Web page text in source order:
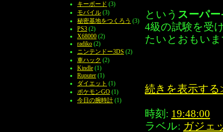
という スーパ
4級の試験を受
たいとおもい
続きを表示す
時刻: 19:48:00
ラベル: ガジェ
キーボード (3)
モバイル (3)
秘密基地をつくろう (3)
PS3 (2)
X68000 (2)
radiko (2)
ニンテンドー3DS (2)
車ハック (2)
Kindle (1)
Ruputer (1)
ダイエット (1)
ポケモンGO (1)
今日の腕時計 (1)